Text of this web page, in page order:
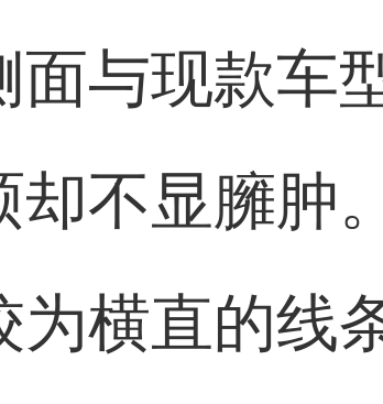
面与现款车
却不显臃肿
为横直的线